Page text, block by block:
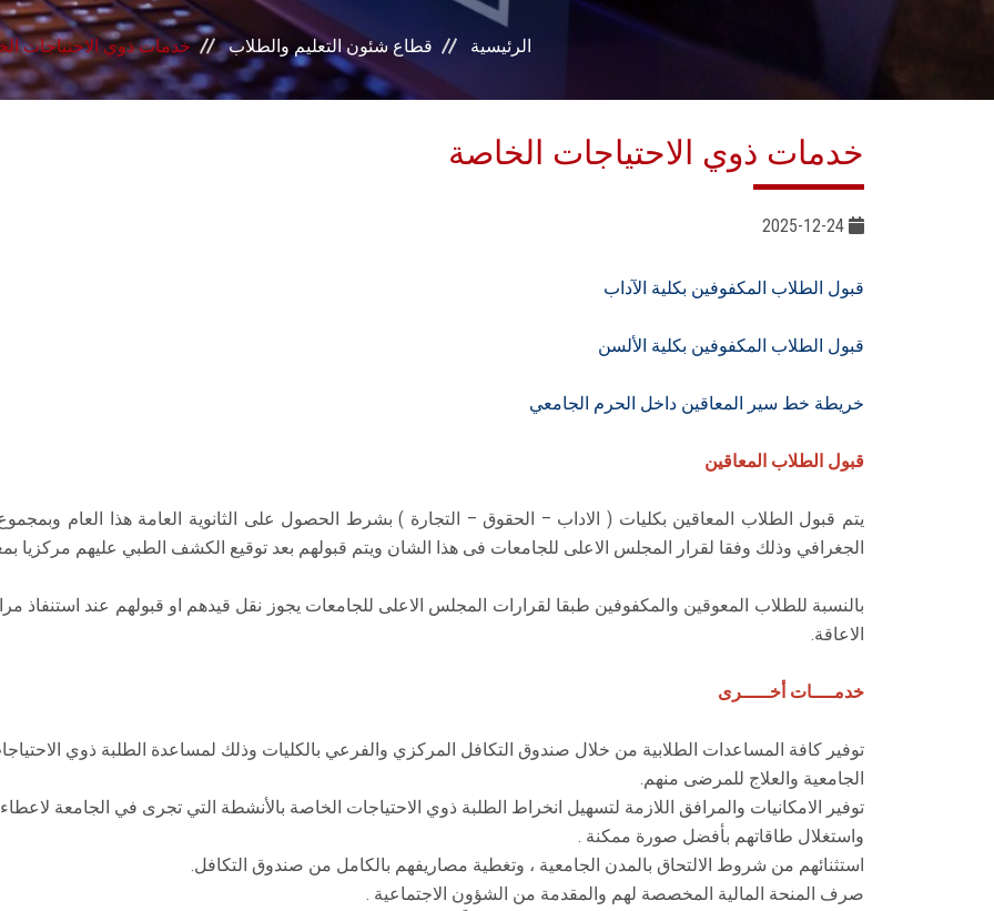
الرئيسية قطاع شئون التعليم والطلاب خدمات ذوي الاحتياجات
خدمات ذوي الاحتياجات الخاصة
قبول الطلاب المكفوفين بكلية الآداب
قبول الطلاب المكفوفين بكلية الألسن
خريطة خط سير المعاقين داخل الحرم الجامعي
قبول الطلاب المعاقين
الجغرافي وذلك وفقا لقرار المجلس الاعلى للجامعات فى هذا الشان ويتم قبولهم بعد توقيع الكشف الطبي عليهم مركزيا
بالنسبة للطلاب المعوقين والمكفوفين طبقا لقرارات المجلس الاعلى للجامعات يجوز نقل قيدهم او قبولهم عند
الاعاقة.
خدمــــات أخـــــرى
توفير كافة المساعدات الطلابية من خلال صندوق التكافل المركزي والفرعي بالكليات وذلك لمساعدة الطلبة ذوي
الجامعية والعلاج للمرضى منهم.
توفير الامكانيات والمرافق اللازمة لتسهيل انخراط الطلبة ذوي الاحتياجات الخاصة بالأنشطة التي تجرى في الجامعة
واستغلال طاقاتهم بأفضل صورة ممكنة .
استثنائهم من شروط الالتحاق بالمدن الجامعية ، وتغطية مصاريفهم بالكامل من صندوق التكافل.
صرف المنحة المالية المخصصة لهم والمقدمة من الشؤون الاجتماعية .